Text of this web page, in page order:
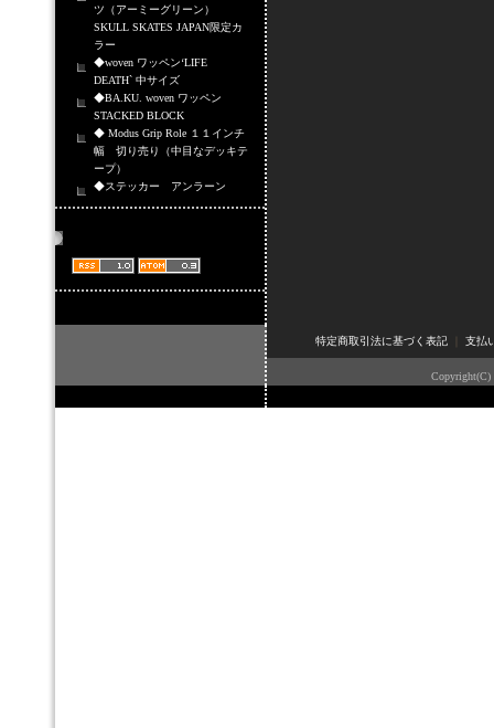
ツ（アーミーグリーン）
SKULL SKATES JAPAN限定カ
ラー
◆woven ワッペン‘LIFE
DEATH` 中サイズ
◆BA.KU. woven ワッペン
STACKED BLOCK
◆ Modus Grip Role １１インチ
幅 切り売り（中目なデッキテ
ープ）
◆ステッカー アンラーン
特定商取引法に基づく表記｜ 支払
Copyright(C)